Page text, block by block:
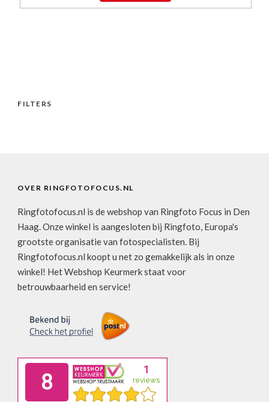
FILTERS
OVER RINGFOTOFOCUS.NL
Ringfotofocus.nl is de webshop van Ringfoto Focus in Den
Haag. Onze winkel is aangesloten bij Ringfoto, Europa's
grootste organisatie van fotospecialisten. Bij
Ringfotofocus.nl koopt u net zo gemakkelijk als in onze
winkel! Het Webshop Keurmerk staat voor
betrouwbaarheid en service!